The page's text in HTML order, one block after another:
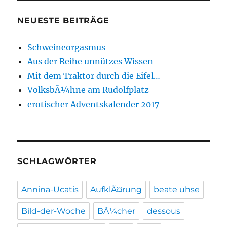
NEUESTE BEITRÄGE
Schweineorgasmus
Aus der Reihe unnützes Wissen
Mit dem Traktor durch die Eifel…
VolksbÃ¼hne am Rudolfplatz
erotischer Adventskalender 2017
SCHLAGWÖRTER
Annina-Ucatis AufklÃ¤rung beate uhse
Bild-der-Woche BÃ¼cher dessous